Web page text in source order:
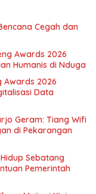
Cegah dan
Awards 2026
Humanis di Nduga
Awards 2026
Data
Geram: Tiang Wifi
di Pekarangan
Sebatang
Pemerintah